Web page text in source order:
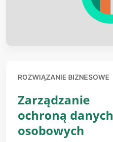
ROZWIĄZANIE BIZNESOWE
Zarządzanie
ochroną danych
osobowych